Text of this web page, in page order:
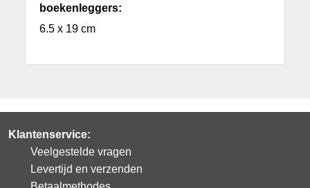
boekenleggers:
6.5 x 19 cm
Klantenservice:
Veelgestelde vragen
Levertijd en verzenden